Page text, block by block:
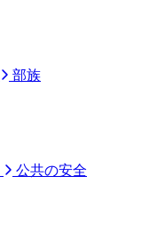
部族
公共の安全